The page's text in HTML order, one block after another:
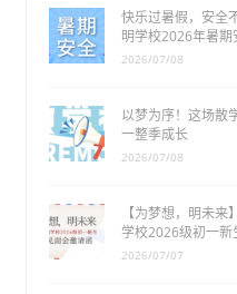
快乐过暑假，安全
明学校2026年暑
2026/07/08
以梦为序！这场散
一整季成长
2026/07/08
【为梦想，明未
学校2026级初一
2026/07/07